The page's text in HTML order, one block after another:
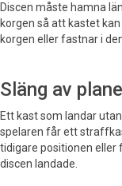
Discen måste hamna
korgen så att kastet
korgen eller fastnar i
Släng av
Ett kast som landar
spelaren får ett
tidigare positionen eller
discen landade.